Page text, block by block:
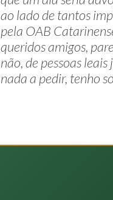
ao lado de tantos
pela OAB
queridos amigos,
não, de pessoas
nada a pedir, tenho